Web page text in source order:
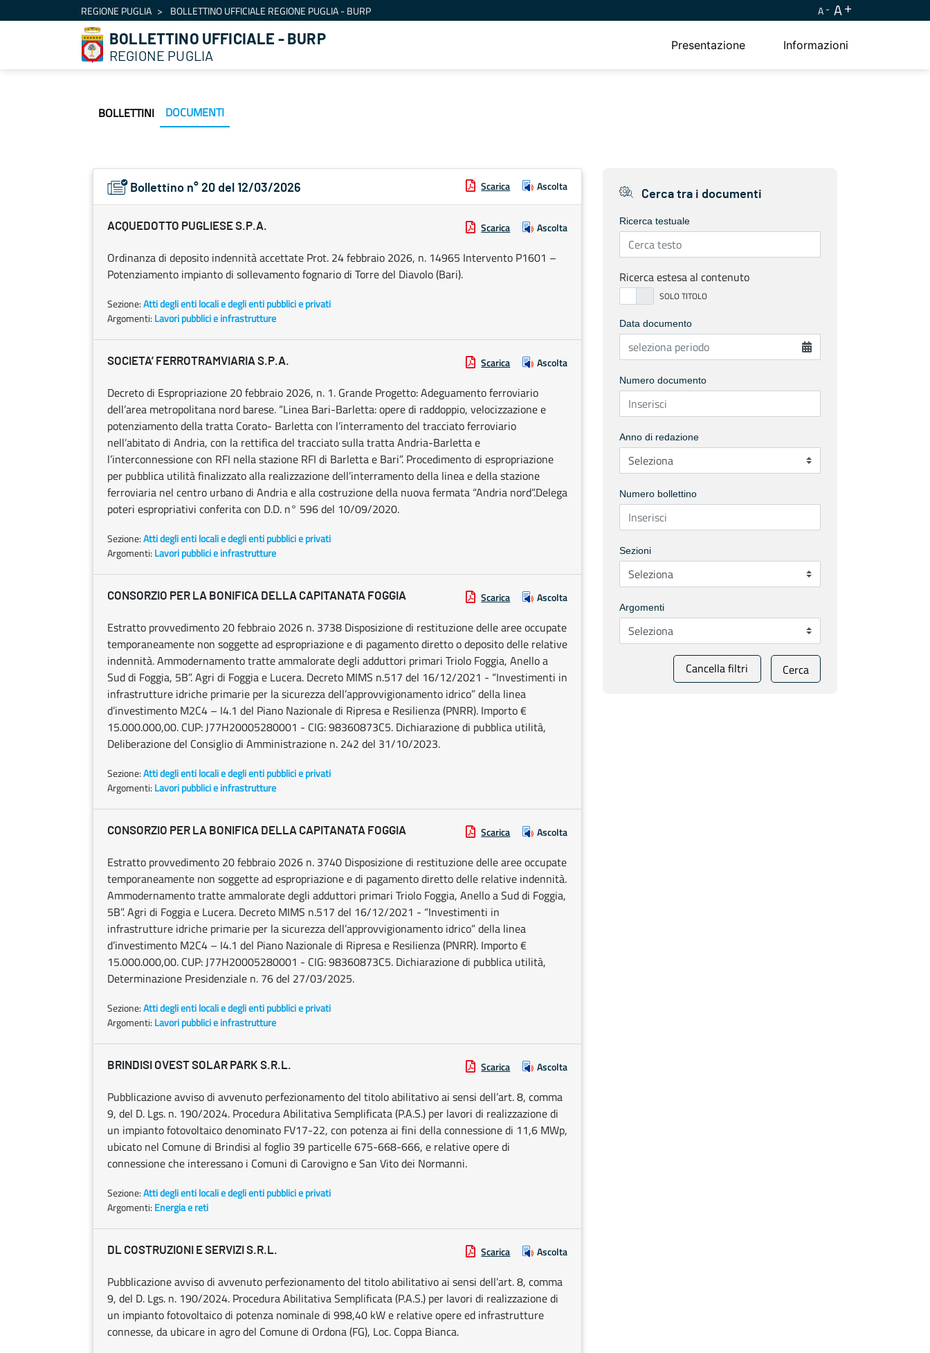
Salta al contenutoREGIONE PUGLIA BOLLETTINO UFFICIALE REGIONE PUGLIA - BURP A A
BOLLETTINO UFFICIALE - BURP
REGIONE PUGLIA
Presentazione Informazioni
BOLLETTINI DOCUMENTI
Bollettino n° 20 del 12/03/2026 Scarica Ascolta
ACQUEDOTTO PUGLIESE S.P.A. Scarica Ascolta
Ordinanza di deposito indennità accettate Prot. 24 febbraio 2026, n. 14965 Intervento P1601 –
Potenziamento impianto di sollevamento fognario di Torre del Diavolo (Bari).
Sezione:Atti degli enti locali e degli enti pubblici e privati
Argomenti: Lavori pubblici e infrastrutture
SOCIETA’ FERROTRAMVIARIA S.P.A. Scarica Ascolta
Decreto di Espropriazione 20 febbraio 2026, n. 1. Grande Progetto: Adeguamento ferroviario
dell’area metropolitana nord barese. “Linea Bari-Barletta: opere di raddoppio, velocizzazione e
potenziamento della tratta Corato- Barletta con l’interramento del tracciato ferroviario
nell’abitato di Andria, con la rettifica del tracciato sulla tratta Andria-Barletta e
l’interconnessione con RFI nella stazione RFI di Barletta e Bari”. Procedimento di espropriazione
per pubblica utilità finalizzato alla realizzazione dell’interramento della linea e della stazione
ferroviaria nel centro urbano di Andria e alla costruzione della nuova fermata “Andria nord”.Delega
poteri espropriativi conferita con D.D. n° 596 del 10/09/2020.
Sezione:Atti degli enti locali e degli enti pubblici e privati
Argomenti: Lavori pubblici e infrastrutture
CONSORZIO PER LA BONIFICA DELLA CAPITANATA FOGGIA Scarica Ascolta
Estratto provvedimento 20 febbraio 2026 n. 3738 Disposizione di restituzione delle aree occupate
temporaneamente non soggette ad espropriazione e di pagamento diretto o deposito delle relative
indennità. Ammodernamento tratte ammalorate degli adduttori primari Triolo Foggia, Anello a
Sud di Foggia, 5B”. Agri di Foggia e Lucera. Decreto MIMS n.517 del 16/12/2021 - “Investimenti in
infrastrutture idriche primarie per la sicurezza dell’approvvigionamento idrico” della linea
d’investimento M2C4 – I4.1 del Piano Nazionale di Ripresa e Resilienza (PNRR). Importo €
15.000.000,00. CUP: J77H20005280001 - CIG: 98360873C5. Dichiarazione di pubblica utilità,
Deliberazione del Consiglio di Amministrazione n. 242 del 31/10/2023.
Sezione:Atti degli enti locali e degli enti pubblici e privati
Argomenti: Lavori pubblici e infrastrutture
CONSORZIO PER LA BONIFICA DELLA CAPITANATA FOGGIA Scarica Ascolta
Estratto provvedimento 20 febbraio 2026 n. 3740 Disposizione di restituzione delle aree occupate
temporaneamente non soggette ad espropriazione e di pagamento diretto delle relative indennità.
Ammodernamento tratte ammalorate degli adduttori primari Triolo Foggia, Anello a Sud di Foggia,
5B”. Agri di Foggia e Lucera. Decreto MIMS n.517 del 16/12/2021 - “Investimenti in
infrastrutture idriche primarie per la sicurezza dell’approvvigionamento idrico” della linea
d’investimento M2C4 – I4.1 del Piano Nazionale di Ripresa e Resilienza (PNRR). Importo €
15.000.000,00. CUP: J77H20005280001 - CIG: 98360873C5. Dichiarazione di pubblica utilità,
Determinazione Presidenziale n. 76 del 27/03/2025.
Sezione:Atti degli enti locali e degli enti pubblici e privati
Argomenti: Lavori pubblici e infrastrutture
BRINDISI OVEST SOLAR PARK S.R.L. Scarica Ascolta
Pubblicazione avviso di avvenuto perfezionamento del titolo abilitativo ai sensi dell’art. 8, comma
9, del D. Lgs. n. 190/2024. Procedura Abilitativa Semplificata (P.A.S.) per lavori di realizzazione di
un impianto fotovoltaico denominato FV17-22, con potenza ai fini della connessione di 11,6 MWp,
ubicato nel Comune di Brindisi al foglio 39 particelle 675-668-666, e relative opere di
connessione che interessano i Comuni di Carovigno e San Vito dei Normanni.
Sezione:Atti degli enti locali e degli enti pubblici e privati
Argomenti: Energia e reti
DL COSTRUZIONI E SERVIZI S.R.L. Scarica Ascolta
Pubblicazione avviso di avvenuto perfezionamento del titolo abilitativo ai sensi dell’art. 8, comma
9, del D. Lgs. n. 190/2024. Procedura Abilitativa Semplificata (P.A.S.) per lavori di realizzazione di
un impianto fotovoltaico di potenza nominale di 998,40 kW e relative opere ed infrastrutture
connesse, da ubicare in agro del Comune di Ordona (FG), Loc. Coppa Bianca.
Cerca tra i documenti
Ricerca testuale
Ricerca estesa al contenuto
Data documento
Numero documento
Anno di redazione
Numero bollettino
Sezioni
Argomenti
Cancella filtri Cerca